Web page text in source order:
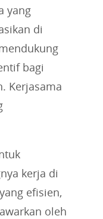
yang
di
bagi
Kerjasama
kerja di
efisien,
oleh